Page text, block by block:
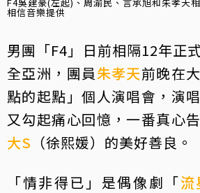
相信音樂提供
男團「F4」日前相隔12年正
全亞洲，團員朱孝天前晚在
點的起點」個人演唱會，演
又勾起痛心回憶，一番真心
大S （徐熙媛）的美好善良。
「情非得已」是偶像劇「流